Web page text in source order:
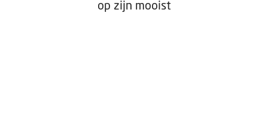
op zijn mooist